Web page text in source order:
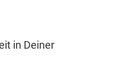
in Deiner